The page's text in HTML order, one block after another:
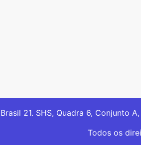
21. SHS, Quadra 6, Conjunto
Todos os